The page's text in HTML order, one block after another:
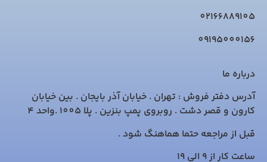
02166889105
09195000156
درباره ما
آدرس دفتر فروش : تهران . خیابان آذر بایجان . بین خیابان
کارون و قصر دشت . روبروی پمپ بنزین . پلا 1005 .واحد 4
قبل از مراجعه حتما هماهنگ شود .
ساعت کار از 9 الی 19